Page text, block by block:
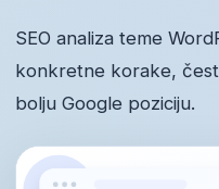
SEO analiza teme
konkretne korake,
bolju Google poziciju.